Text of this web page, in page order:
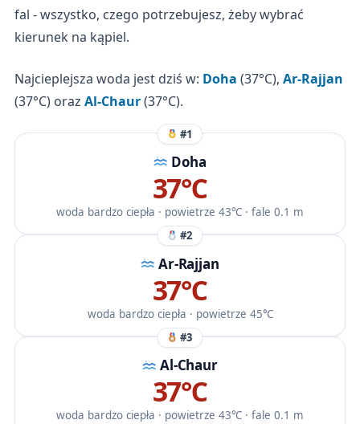
fal - wszystko, czego potrzebujesz, żeby wybrać
kierunek na kąpiel.
Najcieplejsza woda jest dziś w: Doha (37°C), Ar-Rajjan
(37°C) oraz Al-Chaur(37°C).
#1
Doha
37℃
woda bardzo ciepła · powietrze 43℃ · fale 0.1 m
#2
Ar-Rajjan
37℃
woda bardzo ciepła · powietrze 45℃
#3
Al-Chaur
37℃
woda bardzo ciepła · powietrze 43℃ · fale 0.1 m